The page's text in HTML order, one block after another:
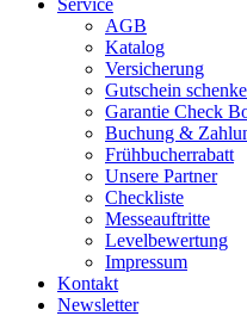
Service
AGB
Katalog
Versicherung
Gutschein
Garantie Check
Buchung &
Frühbucherrabatt
Unsere Partner
Checkliste
Messeauftritte
Levelbewertung
Impressum
Kontakt
Newsletter